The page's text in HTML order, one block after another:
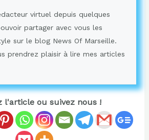
virtuel depuis quelques
partager avec vous les
sur le blog News Of Marseille.
prendrez plaisir à lire mes articles
l'article ou suivez nous !